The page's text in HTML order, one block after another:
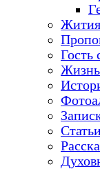
Гость
Жизнь